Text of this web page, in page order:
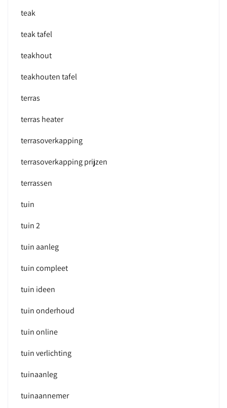
teak
teak tafel
teakhout
teakhouten tafel
terras
terras heater
terrasoverkapping
terrasoverkapping prijzen
terrassen
tuin
tuin 2
tuin aanleg
tuin compleet
tuin ideen
tuin onderhoud
tuin online
tuin verlichting
tuinaanleg
tuinaannemer